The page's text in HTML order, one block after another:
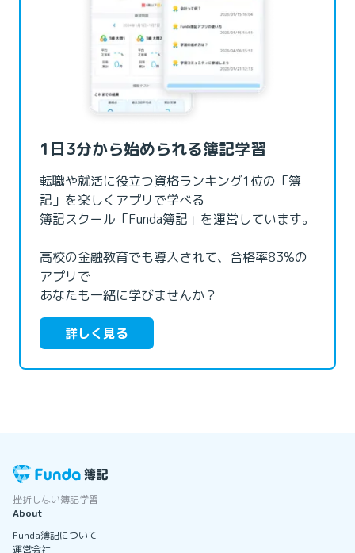
1日3分から始められる簿記学習
転職や就活に役立つ資格ランキング1位の「簿
記」を楽しくアプリで学べる
簿記スクール「Funda簿記」を運営しています。
高校の金融教育でも導入されて、合格率83%の
アプリで
あなたも一緒に学びませんか？
詳しく見る
挫折しない簿記学習
About
Funda簿記について
運営会社